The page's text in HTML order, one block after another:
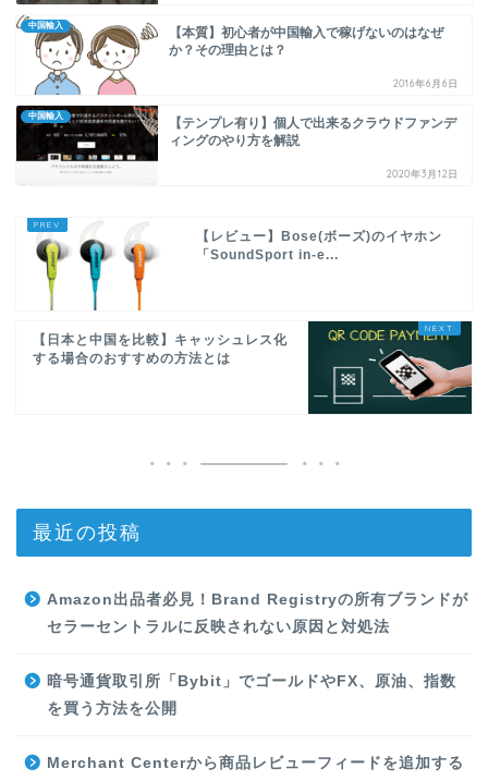
中国輸入
【本質】初心者が中国輸入で稼げないのはなぜ
か？その理由とは？
2016年6月6日
中国輸入
【テンプレ有り】個人で出来るクラウドファンデ
ィングのやり方を解説
2020年3月12日
【レビュー】Bose(ボーズ)のイヤホン
「SoundSport in-e...
【日本と中国を比較】キャッシュレス化
する場合のおすすめの方法とは
最近の投稿
Amazon出品者必見！Brand Registryの所有ブランドが
セラーセントラルに反映されない原因と対処法
暗号通貨取引所「Bybit」でゴールドやFX、原油、指数
を買う方法を公開
Merchant Centerから商品レビューフィードを追加する